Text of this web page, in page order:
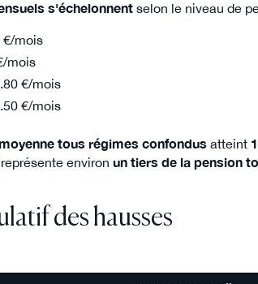
s'échelonnent selon le niveau de
€/mois
mois
€/mois
€/mois
tous régimes confondus atteint
environun tiers de la pension
des hausses